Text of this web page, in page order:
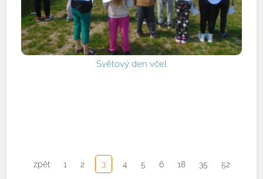
Světový den včel
zpět 1 2 3 4 5 6 18 35 52